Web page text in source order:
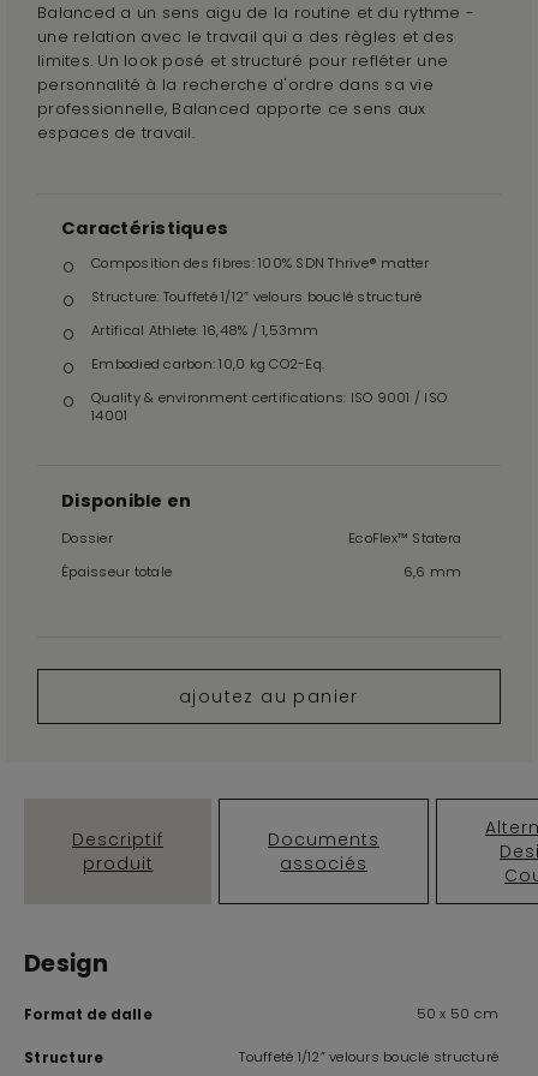
Balanced a un sens aigu de la routine et du rythme -
une relation avec le travail qui a des règles et des
limites. Un look posé et structuré pour refléter une
personnalité à la recherche d'ordre dans sa vie
professionnelle, Balanced apporte ce sens aux
espaces de travail.
Caractéristiques
Composition des fibres: 100% SDN Thrive® matter
Structure: Touffeté 1/12” velours bouclé structuré
Artifical Athlete: 16,48% / 1,53mm
Embodied carbon: 10,0 kg CO2-Eq.
Quality & environment certifications: ISO 9001 / ISO
14001
Disponible en
Dossier
EcoFlex™ Statera
Épaisseur totale
6,6 mm
ajoutez au panier
Descriptif
produit
Documents
associés
Design
Format de dalle 50 x 50 cm
Structure Touffeté 1/12” velours bouclé structuré